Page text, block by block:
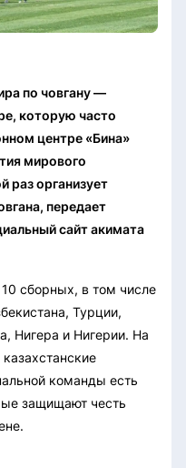
по човгану —
которую часто
центре «Бина»
мирового
раз организует
передает
сайт акимата
сборных, в том числе
Турции,
Нигера и Нигерии. На
команды есть
защищают честь